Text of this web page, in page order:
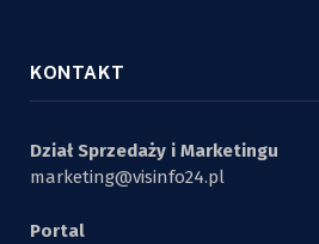
KONTAKT
Dział Sprzedaży i Marketingu
marketing@visinfo24.pl
Portal